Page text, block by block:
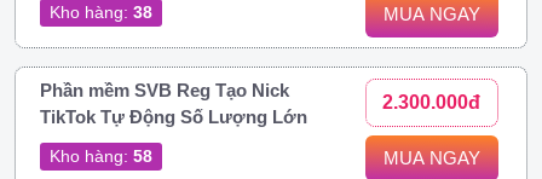
Kho hàng: 38 MUA NGAY
Phần mềm SVB Reg Tạo Nick
TikTok Tự Động Số Lượng Lớn
Kho hàng: 58
2.300.000đ
MUA NGAY